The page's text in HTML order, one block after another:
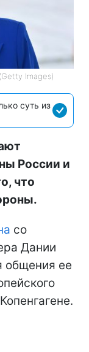
Images)
суть из
России и
что
со
Дании
общения ее